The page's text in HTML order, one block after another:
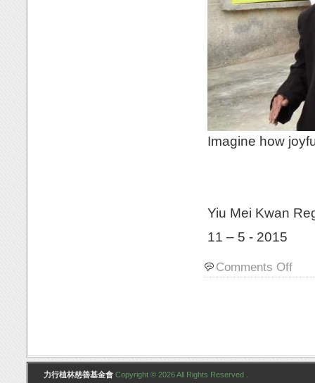
Imagine how
Yiu Mei Kwan
11 – 5 - 2015
Comments Off
力行植林慈善基金會 Copyright © 2026 All Rights Reserved .